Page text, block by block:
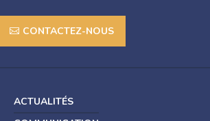
CONTACTEZ-NOUS
ACTUALITÉS